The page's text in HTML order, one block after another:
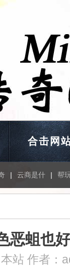
合击网
| 云商是什 | 帮
恶蛆也
本站 作者：